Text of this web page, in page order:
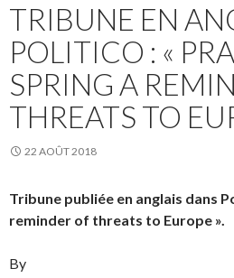
TRIBUNE EN
POLITICO : «
SPRING A
THREATS TO
22 AOÛT 2018
Tribune publiée en anglais dans
reminder of threats to Europe ».
By